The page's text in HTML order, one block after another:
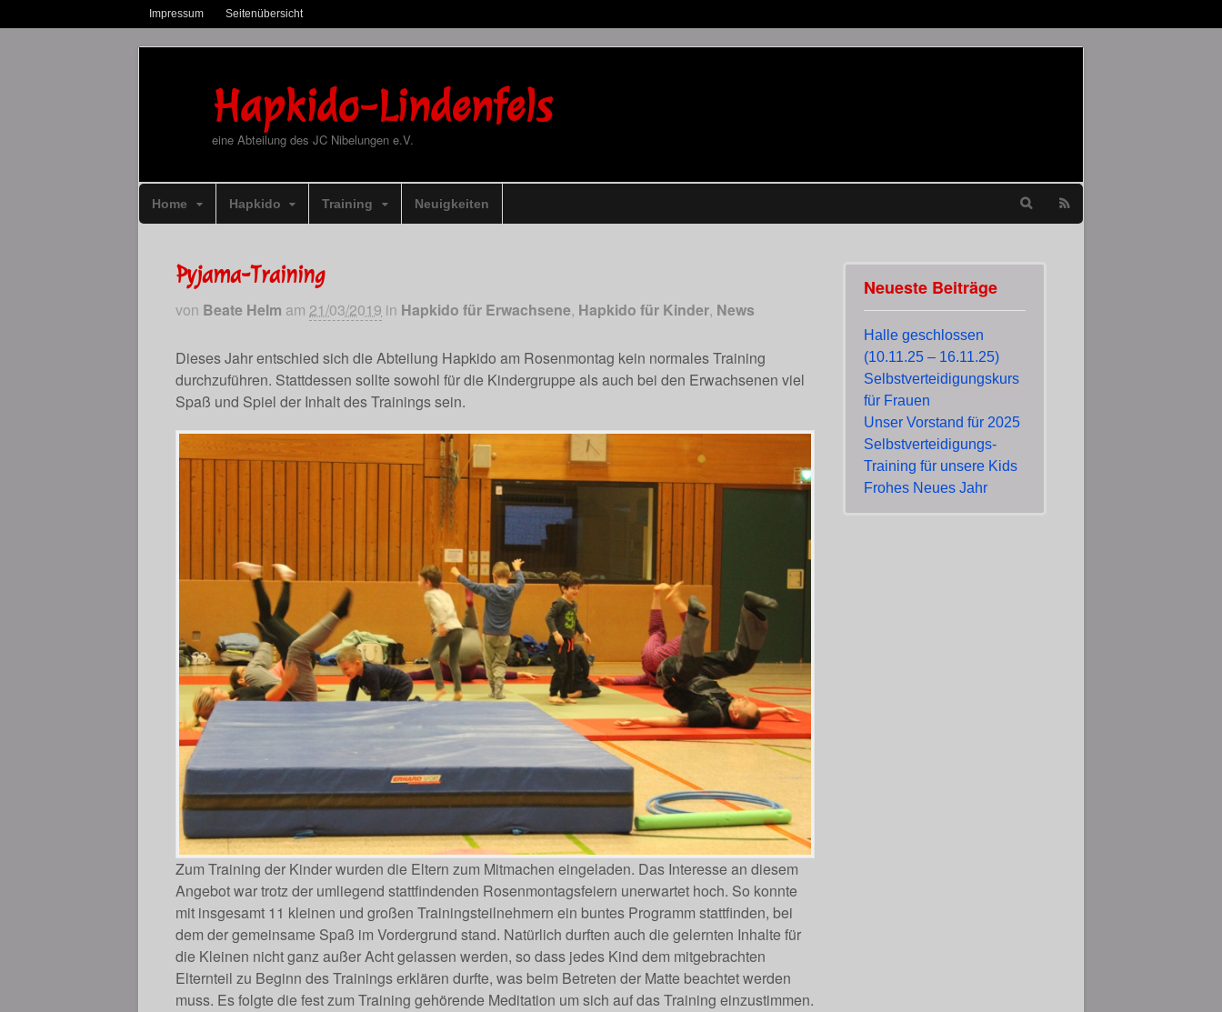
Impressum Seitenübersicht
Hapkido-Lindenfels
eine Abteilung des JC Nibelungen e.V.
Home Hapkido Training Neuigkeiten
Pyjama-Training
von Beate Helm am 21/03/2019 in Hapkido für Erwachsene, Hapkido für Kinder, News
Dieses Jahr entschied sich die Abteilung Hapkido am Rosenmontag kein normales Training
durchzuführen. Stattdessen sollte sowohl für die Kindergruppe als auch bei den Erwachsenen viel
Spaß und Spiel der Inhalt des Trainings sein.
Zum Training der Kinder wurden die Eltern zum Mitmachen eingeladen. Das Interesse an diesem
Angebot war trotz der umliegend stattfindenden Rosenmontagsfeiern unerwartet hoch. So konnte
mit insgesamt 11 kleinen und großen Trainingsteilnehmern ein buntes Programm stattfinden, bei
dem der gemeinsame Spaß im Vordergrund stand. Natürlich durften auch die gelernten Inhalte für
die Kleinen nicht ganz außer Acht gelassen werden, so dass jedes Kind dem mitgebrachten
Elternteil zu Beginn des Trainings erklären durfte, was beim Betreten der Matte beachtet werden
muss. Es folgte die fest zum Training gehörende Meditation um sich auf das Training einzustimmen.
Neueste Beiträge
Halle geschlossen
(10.11.25 – 16.11.25)
Selbstverteidigungskurs
für Frauen
Unser Vorstand für 2025
Selbstverteidigungs-
Training für unsere Kids
Frohes Neues Jahr